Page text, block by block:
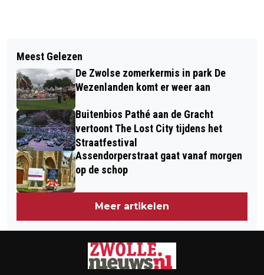
KONING KOMT NAAR DE PORT OF
ZWOLLE IN MEPPEL EN SPREEKT
OVER ECONOMISCHE
ONTWIKKELINGEN
WEER EEN NIEUWE HOOGWATERPIEK
VERWACHT
Meest Gelezen
De Zwolse zomerkermis in park De
Wezenlanden komt er weer aan
Buitenbios Pathé aan de Gracht
vertoont The Lost City tijdens het
Straatfestival
Assendorperstraat gaat vanaf morgen
op de schop
Meer artikelen